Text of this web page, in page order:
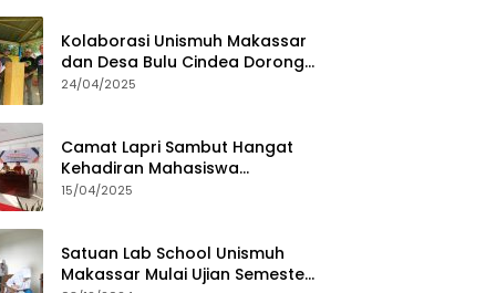
Kolaborasi Unismuh Makassar
dan Desa Bulu Cindea Dorong
Sentra Garam Industri
24/04/2025
Camat Lapri Sambut Hangat
Kehadiran Mahasiswa
PoltekMu
15/04/2025
Satuan Lab School Unismuh
Makassar Mulai Ujian Semester,